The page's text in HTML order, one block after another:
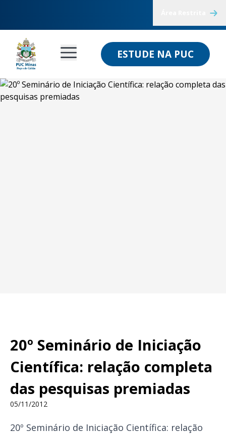
ESTUDE NA PUC
20º Seminário de Iniciação
Científica: relação completa
das pesquisas premiadas
05/11/2012
20º Seminário de Iniciação Científica: relação